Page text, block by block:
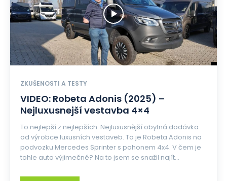
ZKUŠENOSTI A TESTY
VIDEO: Robeta Adonis (2025) –
Nejluxusnejší vestavba 4×4
To nejlepší z nejlepších. Nejluxusnější obytná dodávka
od výrobce luxusních vestaveb. To je Robeta Adonis na
podvozku Mercedes Sprinter s pohonem 4x4. V čem je
tohle auto výjimečné? Na to jsem se snažil najít...